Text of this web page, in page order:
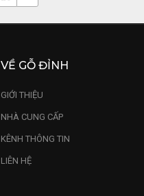
VỀ GỖ ĐỈNH
GIỚI THIỆU
NHÀ CUNG CẤP
KÊNH THÔNG TIN
LIÊN HỆ